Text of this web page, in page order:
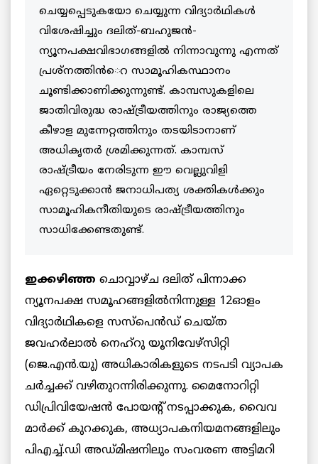
ചെയ്യപ്പെടുകയോ ചെയ്യുന്ന വിദ്യാര്‍ഥികള്‍
വിശേഷിച്ചും ദലിത്-ബഹുജന്‍-
ന്യൂനപക്ഷവിഭാഗങ്ങളില്‍ നിന്നാവുന്നു എന്നത്
പ്രശ്നത്തിന്‍െറ സാമൂഹികസ്ഥാനം
ചൂണ്ടിക്കാണിക്കുന്നുണ്ട്. കാമ്പസുകളിലെ
ജാതിവിരുദ്ധ രാഷ്ട്രീയത്തിനും രാജ്യത്തെ
കീഴാള മുന്നേറ്റത്തിനും തടയിടാനാണ്
അധികൃതര്‍ ശ്രമിക്കുന്നത്. കാമ്പസ്
രാഷ്ട്രീയം നേരിടുന്ന ഈ വെല്ലുവിളി
ഏറ്റെടുക്കാന്‍ ജനാധിപത്യ ശക്തികള്‍ക്കും
സാമൂഹികനീതിയുടെ രാഷ്ട്രീയത്തിനും
സാധിക്കേണ്ടതുണ്ട്.
ഇക്കഴിഞ്ഞ ചൊവ്വാഴ്ച ദലിത് പിന്നാക്ക
ന്യൂനപക്ഷ സമൂഹങ്ങളില്‍നിന്നുള്ള 12ഓളം
വിദ്യാര്‍ഥികളെ സസ്പെന്‍ഡ് ചെയ്ത
ജവഹര്‍ലാല്‍ നെഹ്റു യൂനിവേഴ്സിറ്റി
(ജെ.എന്‍.യു) അധികാരികളുടെ നടപടി വ്യാപക
ചര്‍ച്ചക്ക് വഴിതുറന്നിരിക്കുന്നു. മൈനോറിറ്റി
ഡിപ്രിവിയേഷന്‍ പോയന്‍റ് നടപ്പാക്കുക, വൈവ
മാര്‍ക്ക് കുറക്കുക, അധ്യാപകനിയമനങ്ങളിലും
പിഎച്ച്.ഡി അഡ്മിഷനിലും സംവരണ അട്ടിമറി